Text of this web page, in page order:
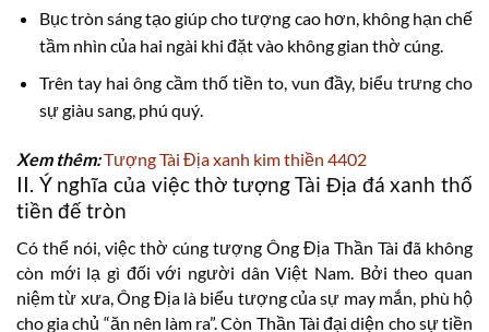
Bục tròn sáng tạo giúp cho tượng cao hơn, không hạn chế
tầm nhìn của hai ngài khi đặt vào không gian thờ cúng.
Trên tay hai ông cầm thố tiền to, vun đầy, biểu trưng cho
sự giàu sang, phú quý.
Xem thêm:Tượng Tài Địa xanh kim thiền 4402
II. Ý nghĩa của việc thờ tượng Tài Địa đá xanh thố
tiền đế tròn
Có thể nói, việc thờ cúng tượng Ông Địa Thần Tài đã không
còn mới lạ gì đối với người dân Việt Nam. Bởi theo quan
niệm từ xưa, Ông Địa là biểu tượng của sự may mắn, phù hộ
cho gia chủ “ăn nên làm ra”. Còn Thần Tài đại diện cho sự tiền